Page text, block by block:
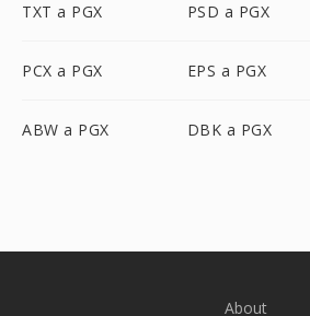
TXT a PGX PSD a PGX
PCX a PGX EPS a PGX
ABW a PGX DBK a PGX
About